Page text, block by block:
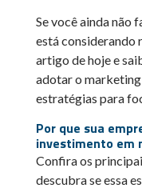
Se você ainda não
está considerando
artigo de hoje e
adotar o marketing
estratégias para
Por que sua
investimento em
Confira os
descubra se essa